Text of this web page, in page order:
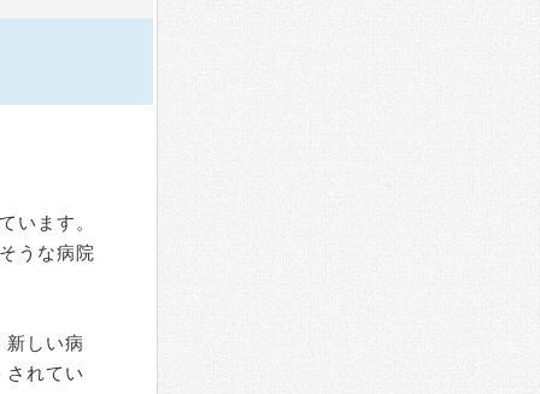
います。
うな病院
しい病
れてい